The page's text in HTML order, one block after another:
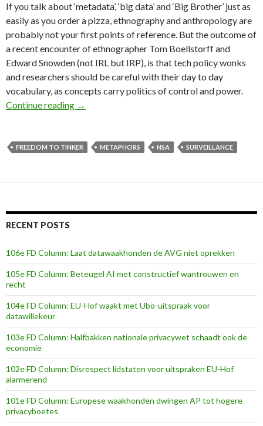
If you talk about ‘metadata’, ‘big data’ and ‘Big Brother’ just as
easily as you order a pizza, ethnography and anthropology are
probably not your first points of reference. But the outcome of
a recent encounter of ethnographer Tom Boellstorff and
Edward Snowden (not IRL but IRP), is that tech policy wonks
and researchers should be careful with their day to day
vocabulary, as concepts carry politics of control and power.
Continue reading When an Ethnographer met Edward Snowden
→
FREEDOM TO TINKER METAPHORS NSA SURVEILLANCE
RECENT POSTS
106e FD Column: Laat datawaakhonden de AVG niet oprekken
105e FD Column: Beteugel AI met constructief wantrouwen en
recht
104e FD Column: EU-Hof waakt met Ubo-uitspraak voor
datawillekeur
103e FD Column: Halfbakken nationale privacywet schaadt ook de
economie
102e FD Column: Disrespect lidstaten voor uitspraken EU-Hof
alarmerend
101e FD Column: Europese waakhonden dwingen AP tot hogere
privacyboetes